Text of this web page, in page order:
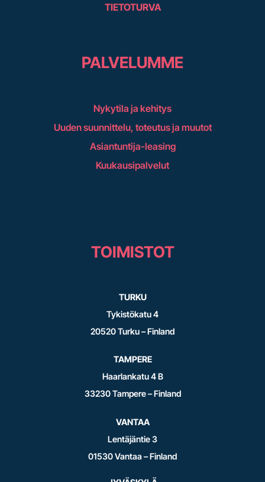
TIETOTURVA
PALVELUMME
Nykytila ja kehitys
Uuden suunnittelu, toteutus ja muutot
Asiantuntija-leasing
Kuukausipalvelut
TOIMISTOT
TURKU
Tykistökatu 4
20520 Turku – Finland
TAMPERE
Haarlankatu 4 B
33230 Tampere – Finland
VANTAA
Lentäjäntie 3
01530 Vantaa – Finland